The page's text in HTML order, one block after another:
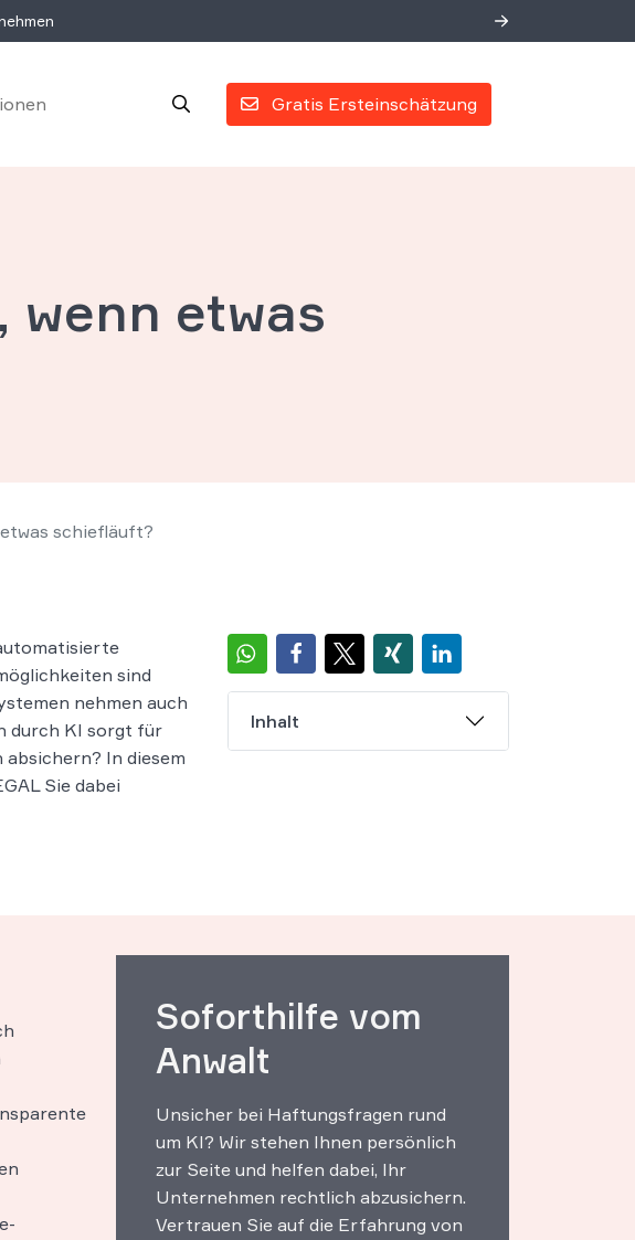
Gratis Ersteinschätzung
etwas
schiefläuft?
Inhalt
sind
nehmen auch
durch KI sorgt für
In diesem
Sie dabei
Soforthilfe vom
Anwalt
Unsicher bei Haftungsfragen rund
um KI? Wir stehen Ihnen persönlich
zur Seite und helfen dabei, Ihr
Unternehmen rechtlich abzusichern.
Vertrauen Sie auf die Erfahrung von